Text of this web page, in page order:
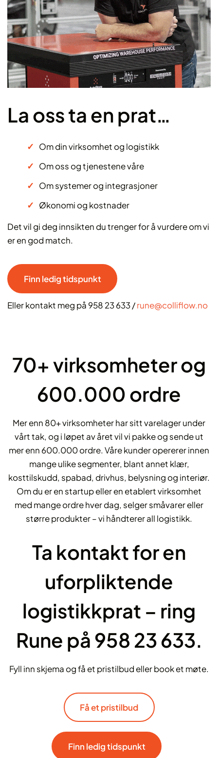
La oss ta en prat…
Om din virksomhet og logistikk
Om oss og tjenestene våre
Om systemer og integrasjoner
Økonomi og kostnader
Det vil gi deg innsikten du trenger for å vurdere om vi
er en god match.
Finn ledig tidspunkt
Eller kontakt meg på 958 23 633 /rune@colliflow.no
70+ virksomheter og
600.000 ordre
Mer enn 80+ virksomheter har sitt varelager under
vårt tak, og i løpet av året vil vi pakke og sende ut
mer enn 600.000 ordre. Våre kunder opererer innen
mange ulike segmenter, blant annet klær,
kosttilskudd, spabad, drivhus, belysning og interiør.
Om du er en startup eller en etablert virksomhet
med mange ordre hver dag, selger småvarer eller
større produkter – vi håndterer all logistikk.
Ta kontakt for en
uforpliktende
logistikkprat – ring
Rune på 958 23 633.
Fyll inn skjema og få et pristilbud eller book et møte.
Få et pristilbud
Finn ledig tidspunkt